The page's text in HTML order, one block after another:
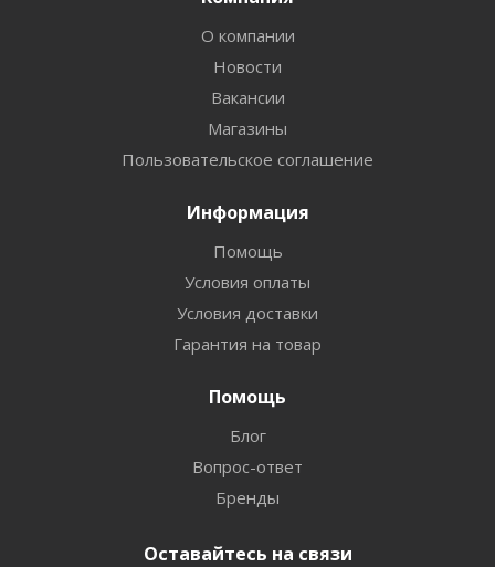
О компании
Новости
Вакансии
Магазины
Пользовательское соглашение
Информация
Помощь
Условия оплаты
Условия доставки
Гарантия на товар
Помощь
Блог
Вопрос-ответ
Бренды
Оставайтесь на связи